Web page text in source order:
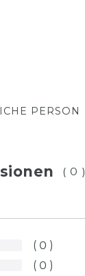
PERSON
(0)
0
0